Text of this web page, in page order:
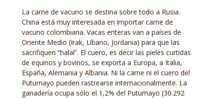
La carne de vacuno se destina sobre todo a Rusia.
China está muy interesada en importar carne de
vacuno colombiana. Vacas enteras van a países de
Oriente Medio (Irak, Líbano, Jordania) para que las
sacrifiquen “halal”. El cuero, es decir las pieles curtidas
de equinos y bovinos, se exporta a Europa, a Italia,
España, Alemania y Albania. Ni la carne ni el cuero del
Putumayo pueden rastrearse internacionalmente. La
ganadería ocupa sólo el 1,2% del Putumayo (30.292